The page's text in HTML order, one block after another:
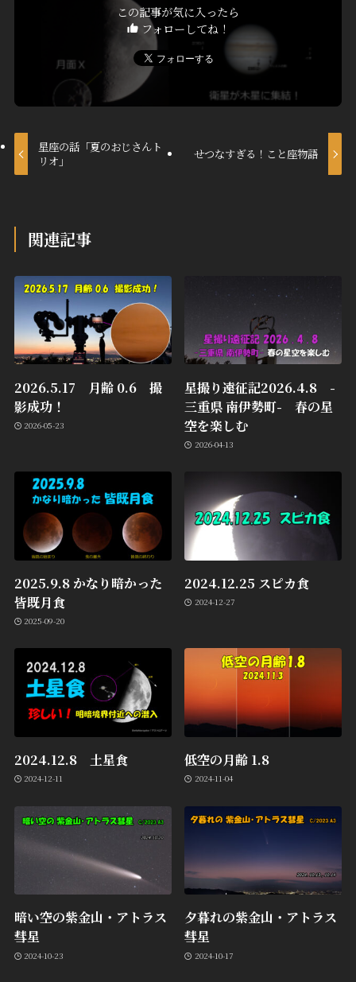
この記事が気に入ったら
フォローしてね！
星座の話「夏のおじさんト
リオ」
せつなすぎる！こと座物語
関連記事
2026.5.17 月齢 0.6 撮
影成功！
2026-05-23
星撮り遠征記2026.4.8 -
三重県 南伊勢町- 春の星
空を楽しむ
2026-04-13
2025.9.8 かなり暗かった
皆既月食
2025-09-20
2024.12.25 スピカ食
2024-12-27
2024.12.8 土星食
2024-12-11
低空の月齢 1.8
2024-11-04
暗い空の紫金山・アトラス
彗星
2024-10-23
夕暮れの紫金山・アトラス
彗星
2024-10-17